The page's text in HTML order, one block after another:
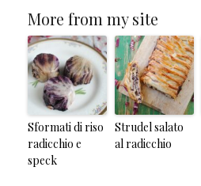
More from my site
Sformati di riso
radicchio e
speck
Strudel salato
al radicchio